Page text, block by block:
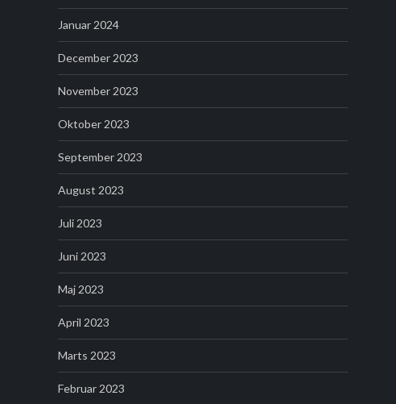
Januar 2024
December 2023
November 2023
Oktober 2023
September 2023
August 2023
Juli 2023
Juni 2023
Maj 2023
April 2023
Marts 2023
Februar 2023